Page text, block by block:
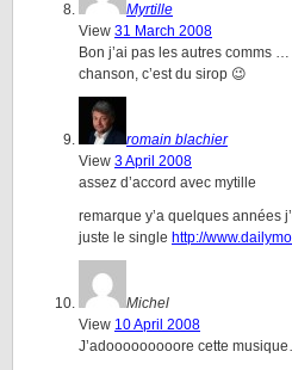
Myrtille
View 31 March 2008
Bon j’ai pas les autres comms
chanson, c’est du sirop 😉
romain blachier
View 3 April 2008
assez d’accord avec mytille
remarque y’a quelques années
juste le single http://
Michel
View 10 April 2008
J’adooooooooore cette